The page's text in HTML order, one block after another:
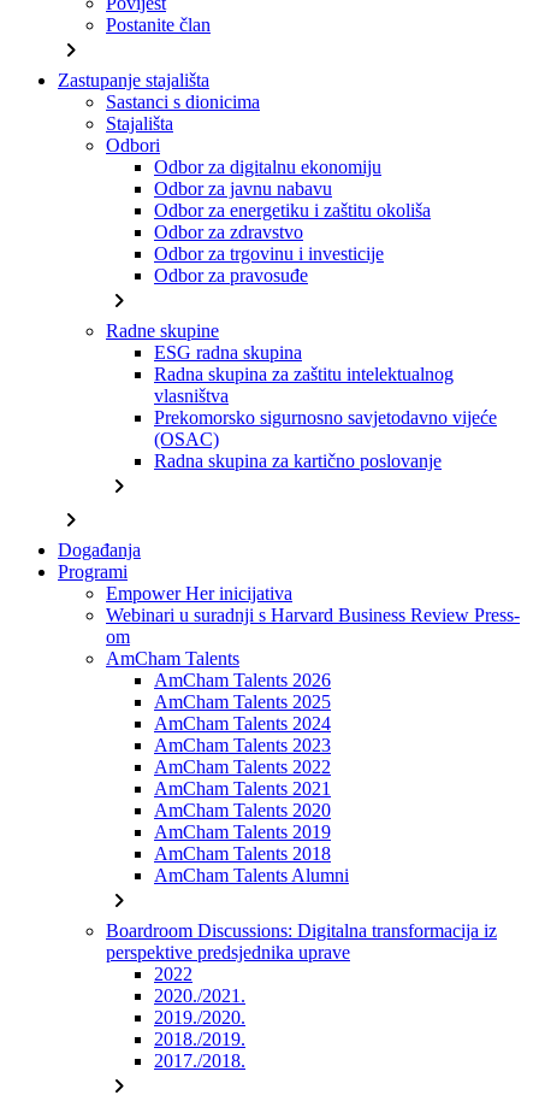
Postanite član
chevron_right
Zastupanje stajališta
Sastanci s dionicima
Stajališta
Odbori
Odbor za digitalnu ekonomiju
Odbor za javnu nabavu
Odbor za energetiku i zaštitu okoliša
Odbor za zdravstvo
Odbor za trgovinu i investicije
Odbor za pravosuđe
chevron_right
Radne skupine
ESG radna skupina
Radna skupina za zaštitu intelektualnog
vlasništva
Prekomorsko sigurnosno savjetodavno vijeće
(OSAC)
Radna skupina za kartično poslovanje
chevron_right
chevron_right
Događanja
Programi
Empower Her inicijativa
Webinari u suradnji s Harvard Business Review Press-
om
AmCham Talents
AmCham Talents 2026
AmCham Talents 2025
AmCham Talents 2024
AmCham Talents 2023
AmCham Talents 2022
AmCham Talents 2021
AmCham Talents 2020
AmCham Talents 2019
AmCham Talents 2018
AmCham Talents Alumni
chevron_right
Boardroom Discussions: Digitalna transformacija iz
perspektive predsjednika uprave
2022
2020./2021.
2019./2020.
2018./2019.
2017./2018.
chevron_right